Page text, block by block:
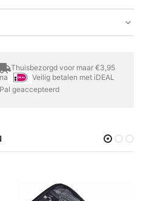
Thuisbezorgd voor maar €3,95
Veilig betalen met iDEAL
geaccepteerd